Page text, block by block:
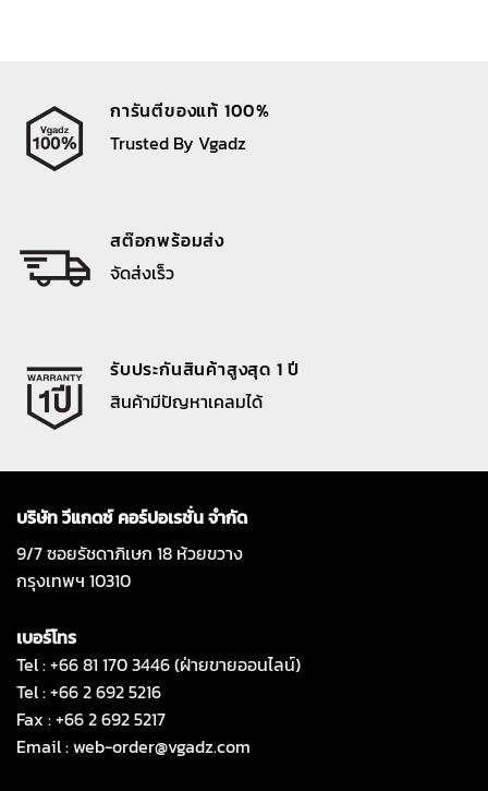
การันตีของแท้ 100%
Trusted By Vgadz
สต๊อกพร้อมส่ง
จัดส่งเร็ว
รับประกันสินค้าสูงสุด 1 ปี
สินค้ามีปัญหาเคลมได้
บริษัท วีแกดซ์ คอร์ปอเรชั่น จำกัด
9/7 ซอยรัชดาภิเษก 18 ห้วยขวาง
กรุงเทพฯ 10310
เบอร์โทร
Tel : +66 81 170 3446 (ฝ่ายขายออนไลน์)
Tel : +66 2 692 5216
Fax : +66 2 692 5217
Email :web-order@vgadz.com